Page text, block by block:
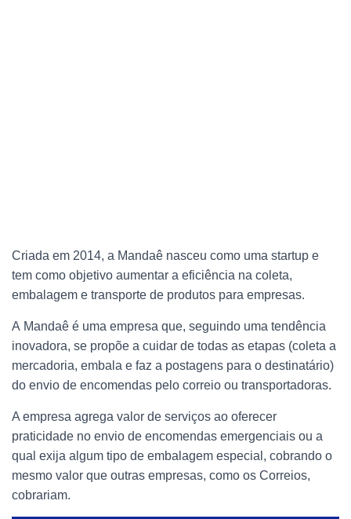
Criada em 2014, a Mandaê nasceu como uma startup e
tem como objetivo aumentar a eficiência na coleta,
embalagem e transporte de produtos para empresas.
A Mandaê é uma empresa que, seguindo uma tendência
inovadora, se propõe a cuidar de todas as etapas (coleta a
mercadoria, embala e faz a postagens para o destinatário)
do envio de encomendas pelo correio ou transportadoras.
A empresa agrega valor de serviços ao oferecer
praticidade no envio de encomendas emergenciais ou a
qual exija algum tipo de embalagem especial, cobrando o
mesmo valor que outras empresas, como os Correios,
cobrariam.